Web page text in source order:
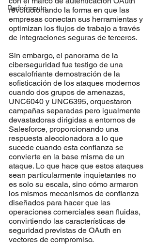
Redcómputo
revolucionando la forma en que las
empresas conectan sus herramientas y
optimizan los flujos de trabajo a través
de integraciones seguras de terceros.
Sin embargo, el panorama de la
ciberseguridad fue testigo de una
escalofriante demostración de la
sofisticación de los ataques modernos
cuando dos grupos de amenazas,
UNC6040 y UNC6395, orquestaron
campañas separadas pero igualmente
devastadoras dirigidas a entornos de
Salesforce, proporcionando una
respuesta aleccionadora a lo que
sucede cuando esta confianza se
convierte en la base misma de un
ataque. Lo que hace que estos ataques
sean particularmente inquietantes no
es solo su escala, sino cómo armaron
los mismos mecanismos de confianza
diseñados para hacer que las
operaciones comerciales sean fluidas,
convirtiendo las características de
seguridad previstas de OAuth en
vectores de compromiso.